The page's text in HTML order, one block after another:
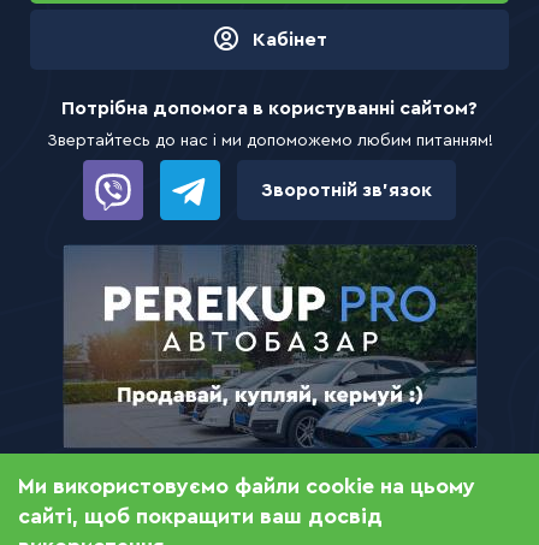
Кабінет
Потрібна допомога в користуванні сайтом?
Звертайтесь до нас і ми допоможемо любим питанням!
Зворотній зв’язок
© 2021 ZEMLYA.PRO — сайт оголошень з продажу,
купівлі та оренди землі та нерухомості
Ми використовуємо файли cookie на цьому
сайті, щоб покращити ваш досвід